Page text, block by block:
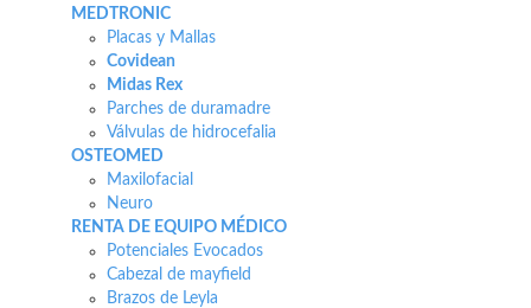
MEDTRONIC
Placas y Mallas
Covidean
Midas Rex
Parches de duramadre
Válvulas de hidrocefalia
OSTEOMED
Maxilofacial
Neuro
RENTA DE EQUIPO MÉDICO
Potenciales Evocados
Cabezal de mayfield
Brazos de Leyla